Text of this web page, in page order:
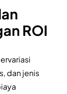
ROI
dan jenis